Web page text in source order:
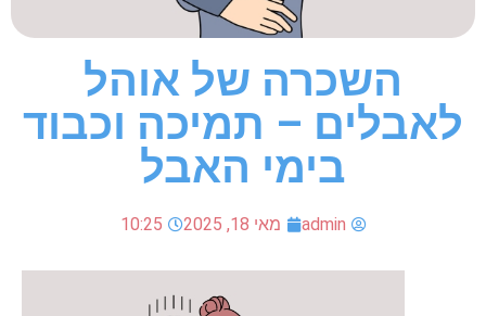
השכרה של אוהל
לאבלים – תמיכה וכבוד
בימי האבל
admin מאי 18, 2025 10:25